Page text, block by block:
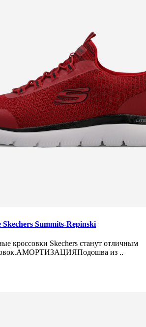
Summits-Repinski
кроссовки Skechers станут отличным
из ..